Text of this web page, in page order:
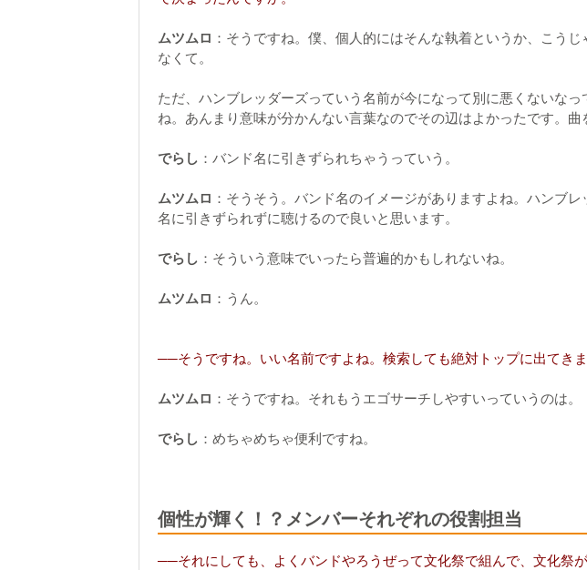
ムツムロ ：そうですね。僕、個人的にはそんな執着というか、こう
なくて。
ただ、ハンブレッダーズっていう名前が今になって別に悪くないな
ね。あんまり意味が分かんない言葉なのでその辺はよかったです。
でらし ：バンド名に引きずられちゃうっていう。
ムツムロ ：そうそう。バンド名のイメージがありますよね。ハンブ
名に引きずられずに聴けるので良いと思います。
でらし ：そういう意味でいったら普遍的かもしれないね。
ムツムロ ：うん。
──そうですね。いい名前ですよね。検索しても絶対トップに出てきま
ムツムロ ：そうですね。それもうエゴサーチしやすいっていうのは。
でらし ：めちゃめちゃ便利ですね。
個性が輝く！？メンバーそれぞれの役割担当
──それにしても、よくバンドやろうぜって文化祭で組んで、文化祭